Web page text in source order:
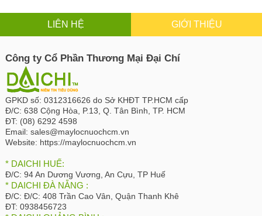
LIÊN HỆ GIỚI THIỆU
Công ty Cổ Phần Thương Mại Đại Chí
GPKD số: 0312316626 do Sở KHĐT TP.HCM cấp
Đ/C: 638 Cộng Hòa, P.13, Q. Tân Bình, TP. HCM
ĐT: (08) 6292 4598
Email: sales@maylocnuochcm.vn
Website: https://maylocnuochcm.vn
* DAICHI HUẾ:
Đ/C: 94 An Dương Vương, An Cựu, TP Huế
* DAICHI ĐÀ NẴNG :
Đ/C: Đ/C: 408 Trần Cao Vân, Quận Thanh Khê
ĐT: 0938456723